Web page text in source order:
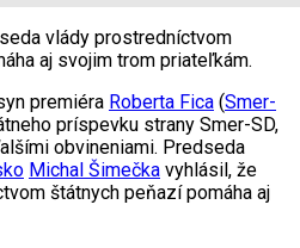
vlády prostredníctvom
aj svojim trom priateľkám.
premiéra Roberta Fica (Smer-
príspevku strany Smer-SD,
obvineniami. Predseda
Michal Šimečka vyhlásil, že
štátnych peňazí pomáha aj